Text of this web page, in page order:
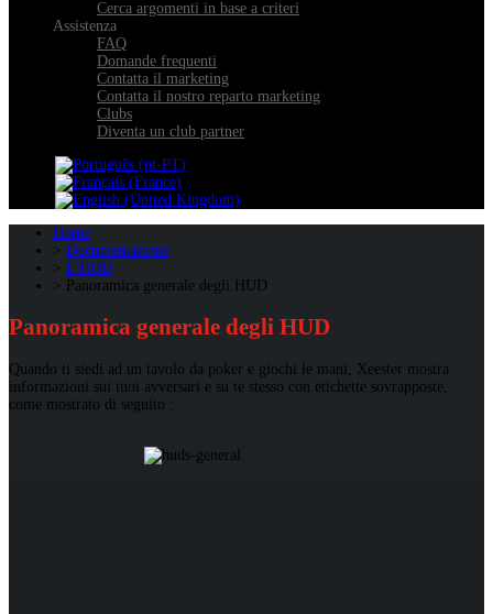
Cerca argomenti in base a criteri
Assistenza
FAQ
Domande frequenti
Contatta il marketing
Contatta il nostro reparto marketing
Clubs
Diventa un club partner
Home
Documentazione
L'HUD
Panoramica generale degli HUD
Panoramica generale degli HUD
Quando ti siedi ad un tavolo da poker e giochi le mani, Xeester mostra
informazioni sui tuoi avversari e su te stesso con etichette sovrapposte,
come mostrato di seguito :